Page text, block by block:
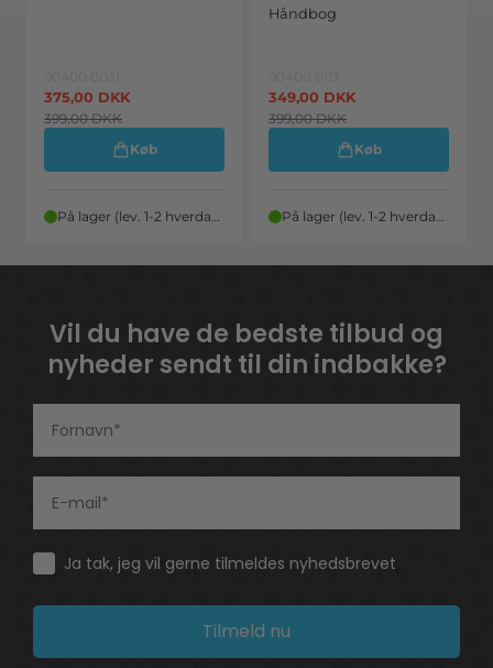
375,00 DKK
399,00DKK
Køb
På lager (lev. 1-2 hverdage)
Håndbog
349,00 DKK
399,00DKK
Køb
På lager (lev. 1-2 hverdage)
Vil du have de bedste tilbud og
nyheder sendt til din indbakke?
Consent
Ja tak, jeg vil gerne tilmeldes nyhedsbrevet
Tilmeld nu